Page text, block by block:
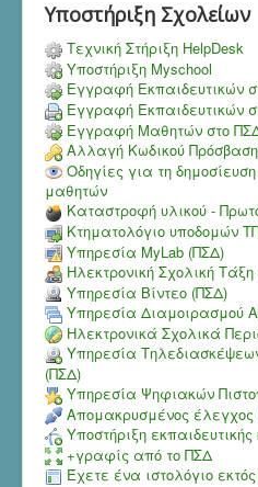
Υποστήριξη Σχολείων
Τεχνική Στήριξη HelpDesk
Υποστήριξη Myschool
Εγγραφή Εκπαιδευτικών
Εγγραφή Εκπαιδευτικών
Εγγραφή Μαθητών στο
Αλλαγή Κωδικού
Οδηγίες για τη
μαθητών
Καταστροφή υλικού -
Κτηματολόγιο υποδομών
Υπηρεσία MyLab (ΠΣΔ)
Ηλεκτρονική Σχολική Τάξη
Υπηρεσία Bίντεο (ΠΣΔ)
Υπηρεσία Διαμοιρασμού
Ηλεκτρονικά Σχολικά
Υπηρεσία
(ΠΣΔ)
Υπηρεσία Ψηφιακών
Aπομακρυσμένος έλεγχος
Υποστήριξη
+γραφίς από το ΠΣΔ
Έχετε ένα ιστολόγιο